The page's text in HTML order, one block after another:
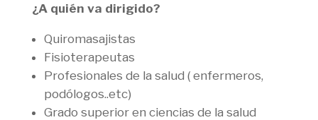
¿A quién va dirigido?
Quiromasajistas
Fisioterapeutas
Profesionales de la salud ( enfermeros,
podólogos..etc)
Grado superior en ciencias de la salud